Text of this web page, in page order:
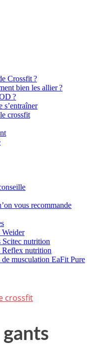
Crossfit ?
bien les allier ?
?
s’entraîner
crossfit
vous recommande
Weider
Scitec nutrition
Reflex nutrition
musculation EaFit Pure
crossfit
gants